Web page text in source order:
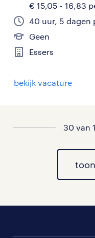
€ 15,05 - 16,83
40 uur, 5 dagen
Geen
Essers
bekijk vacature
30 van